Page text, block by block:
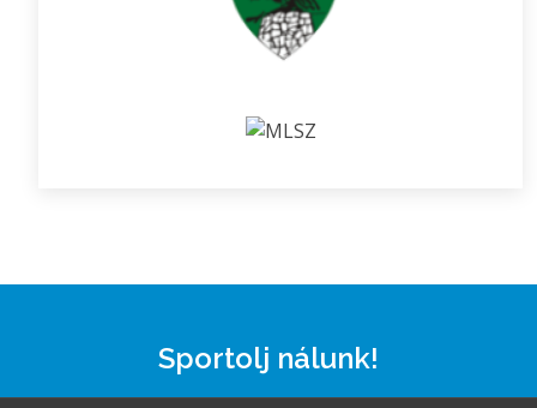
Sportolj nálunk!